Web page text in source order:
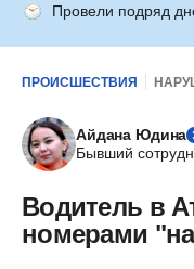
Провели подряд
ПРОИСШЕСТВИЯ
Айдана Юдина
Бывший
Водитель в
номерами